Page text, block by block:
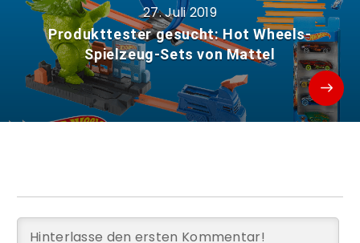
27. Juli 2019
Produkttester gesucht: Hot Wheels-
Spielzeug-Sets von Mattel